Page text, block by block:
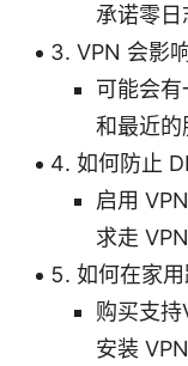
承诺零日
VPN 会影
可能会
和最近的
如何防止
启用
求走
如何在家用
购买支
安装